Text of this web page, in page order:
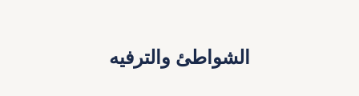
الشواطئ والترفيه